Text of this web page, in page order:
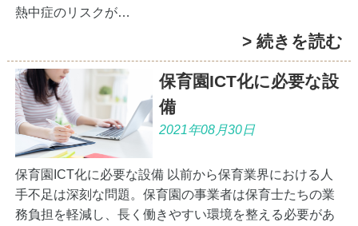
熱中症のリスクが…
> 続きを読む
保育園ICT化に必要な設
備
2021年08月30日
保育園ICT化に必要な設備 以前から保育業界における人
手不足は深刻な問題。保育園の事業者は保育士たちの業
務負担を軽減し、長く働きやすい環境を整える必要があ